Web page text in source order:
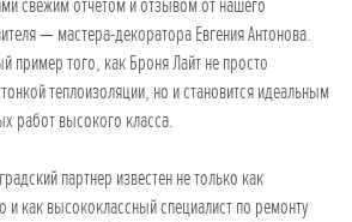
свежим отчетом и отзывом от нашего
— мастера-декоратора Евгения Антонова.
пример того, как Броня Лайт не просто
теплоизоляции, но и становится идеальным
работ высокого класса.
партнер известен не только как
и как высококлассный специалист по ремонту